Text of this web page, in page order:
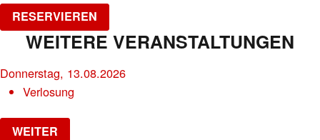
RESERVIEREN
WEITERE VERANSTALTUNGEN
Donnerstag, 13.08.2026
Verlosung
WEITER